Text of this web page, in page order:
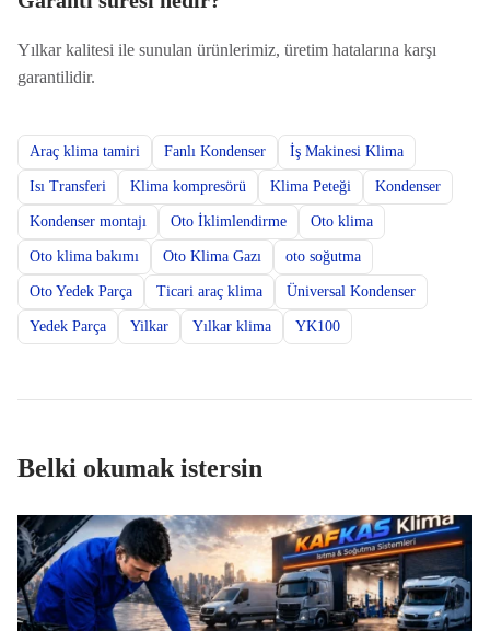
Yılkar kalitesi ile sunulan ürünlerimiz, üretim hatalarına karşı
garantilidir.
Araç klima tamiri Fanlı Kondenser İş Makinesi Klima
Isı Transferi Klima kompresörü Klima Peteği Kondenser
Kondenser montajı Oto İklimlendirme Oto klima
Oto klima bakımı Oto Klima Gazı oto soğutma
Oto Yedek Parça Ticari araç klima Üniversal Kondenser
Yedek Parça Yilkar Yılkar klima YK100
Belki okumak istersin